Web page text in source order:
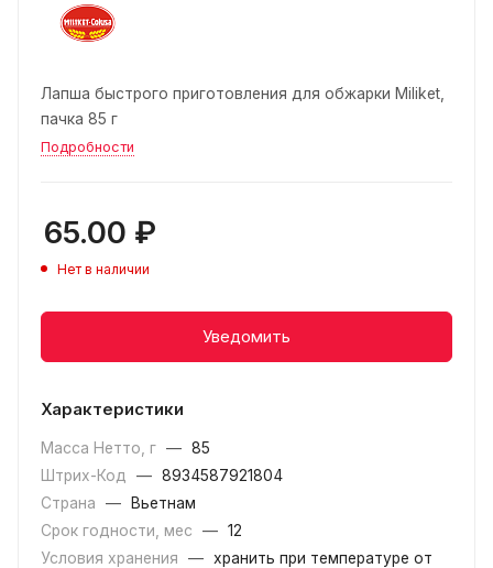
Лапша быстрого приготовления для обжарки Miliket,
пачка 85 г
Подробности
65.00 ₽
Нет в наличии
Уведомить
Характеристики
Масса Нетто, г — 85
Штрих-Код
— 8934587921804
Страна
—
Вьетнам
Срок годности, мес
— 12
Условия хранения
— хранить при температуре от